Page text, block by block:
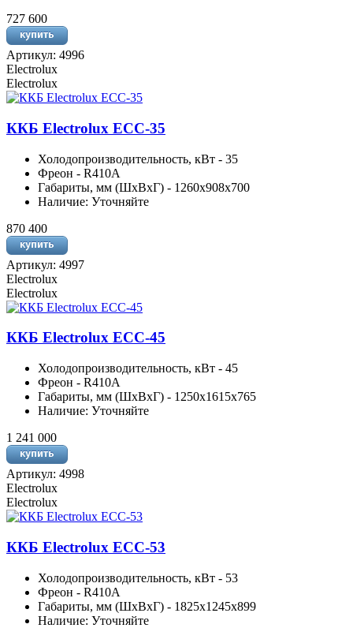
727 600
Артикул: 4996
Electrolux
Electrolux
ККБ Electrolux ECC-35
Холодопроизводительность, кВт - 35
Фреон - R410A
Габариты, мм (ШхВхГ) - 1260x908x700
Наличие: Уточняйте
870 400
Артикул: 4997
Electrolux
Electrolux
ККБ Electrolux ECC-45
Холодопроизводительность, кВт - 45
Фреон - R410A
Габариты, мм (ШхВхГ) - 1250x1615x765
Наличие: Уточняйте
1 241 000
Артикул: 4998
Electrolux
Electrolux
ККБ Electrolux ECC-53
Холодопроизводительность, кВт - 53
Фреон - R410A
Габариты, мм (ШхВхГ) - 1825х1245х899
Наличие: Уточняйте